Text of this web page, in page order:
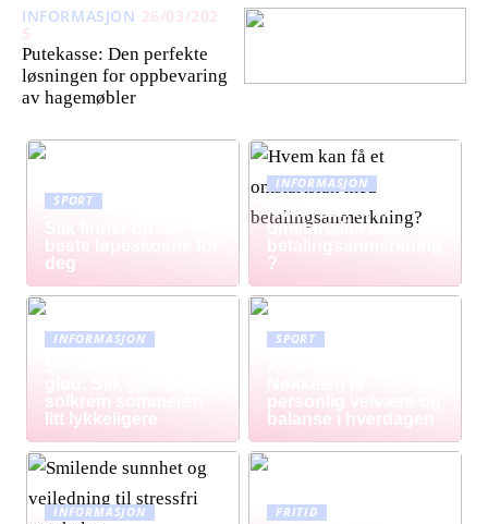
INFORMASJON 26/03/202
5
Putekasse: Den perfekte
løsningen for oppbevaring
av hagemøbler
SPORT
beste løpeskoene for
deg
INFORMASJON
Hvem kan få et
omstartslån med
betalingsanmerkning
?
INFORMASJON
solkrem sommeren
litt lykkeligere
SPORT
personlig velvære og
balanse i hverdagen
INFORMASJON FRITID